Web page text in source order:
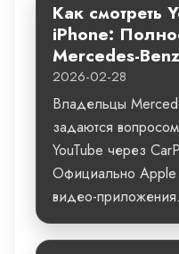
Как смотреть
iPhone:
Mercedes-Benz
2026-02-28
Владельцы
задаются
YouTube через
Официально Apple
видео-